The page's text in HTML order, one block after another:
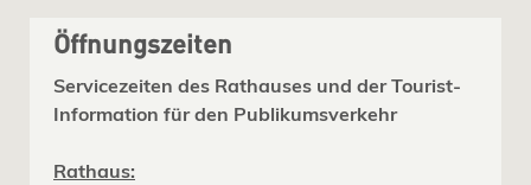
Öffnungszeiten
Servicezeiten des Rathauses und der Tourist-
Information für den Publikumsverkehr
Rathaus: